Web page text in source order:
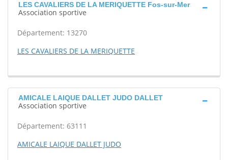
LES CAVALIERS DE LA MERIQUETTE Fos-sur-Mer
Association sportive
Département: 13270
LES CAVALIERS DE LA MERIQUETTE
AMICALE LAIQUE DALLET JUDO DALLET
Association sportive
Département: 63111
AMICALE LAIQUE DALLET JUDO